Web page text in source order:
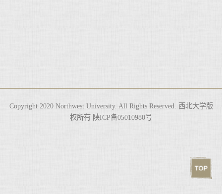
Copyright 2020 Northwest University. All Rights Reserved. 西北大学版
权所有 陕ICP备05010980号